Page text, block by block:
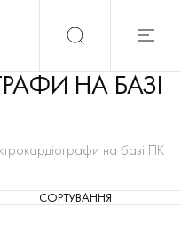
НА БАЗІ
на базі ПК
СОРТУВАННЯ